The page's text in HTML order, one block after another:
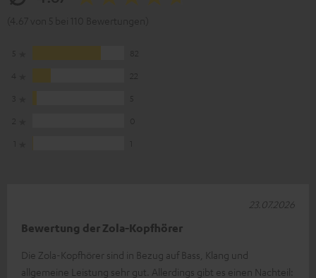
Bewertung der Zola-Kopfhörer
Die Zola-Kopfhörer sind in Bezug auf Bass, Klang und
allgemeine Leistung sehr gut. Allerdings gibt es einen Nachteil:
23.07.2026